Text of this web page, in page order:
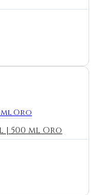
| 500 ml Oro